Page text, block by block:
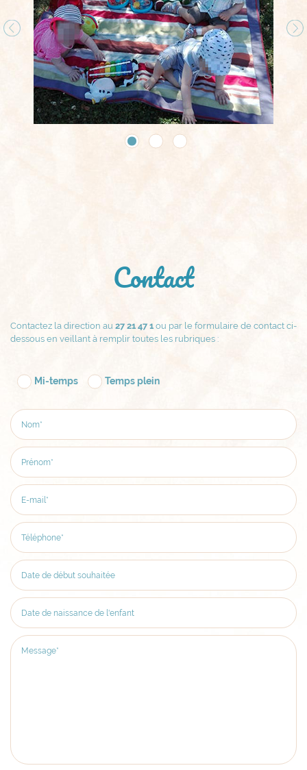
Contact
Contactez la direction au 27 21 47 1 ou par le formulaire de contact ci-
dessous en veillant à remplir toutes les rubriques :
Mi-temps Temps plein